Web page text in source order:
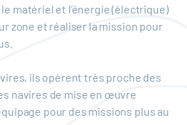
matériel et l’énergie (électrique)
zone et réaliser la mission pour
ils opèrent très proche des
navires de mise en œuvre
pour des missions plus au